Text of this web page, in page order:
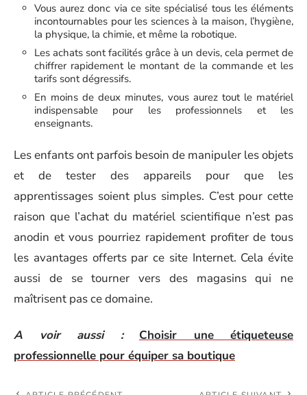
Vous aurez donc via ce site spécialisé tous les éléments
incontournables pour les sciences à la maison, l’hygiène,
la physique, la chimie, et même la robotique.
Les achats sont facilités grâce à un devis, cela permet de
chiffrer rapidement le montant de la commande et les
tarifs sont dégressifs.
En moins de deux minutes, vous aurez tout le matériel
indispensable pour les professionnels et les
enseignants.
Les enfants ont parfois besoin de manipuler les objets
et de tester des appareils pour que les
apprentissages soient plus simples. C’est pour cette
raison que l’achat du matériel scientifique n’est pas
anodin et vous pourriez rapidement profiter de tous
les avantages offerts par ce site Internet. Cela évite
aussi de se tourner vers des magasins qui ne
maîtrisent pas ce domaine.
A voir aussi :
Choisir une étiqueteuse
professionnelle pour équiper sa boutique